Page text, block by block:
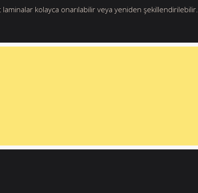
kolayca onarılabilir veya yeniden şekillendirilebilir.